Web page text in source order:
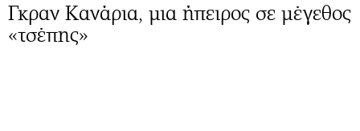
Γκραν Κανάρια, μια ήπειρος σε μέγεθος
«τσέπης»